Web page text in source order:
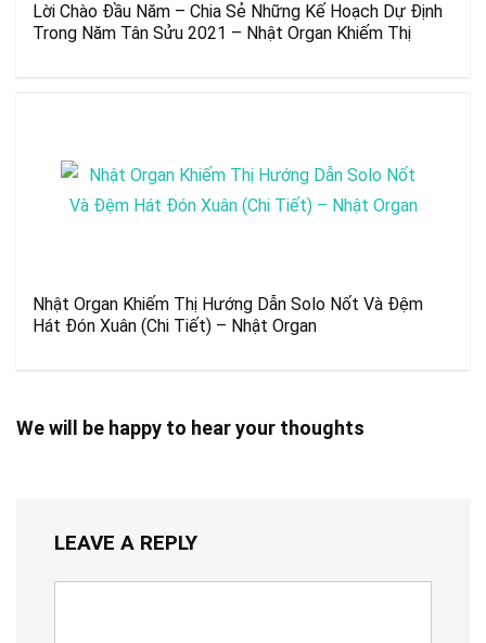
Lời Chào Đầu Năm – Chia Sẻ Những Kế Hoạch Dự Định
Trong Năm Tân Sửu 2021 – Nhật Organ Khiếm Thị
Nhật Organ Khiếm Thị Hướng Dẫn Solo Nốt Và Đệm
Hát Đón Xuân (Chi Tiết) – Nhật Organ
We will be happy to hear your thoughts
LEAVE A REPLY